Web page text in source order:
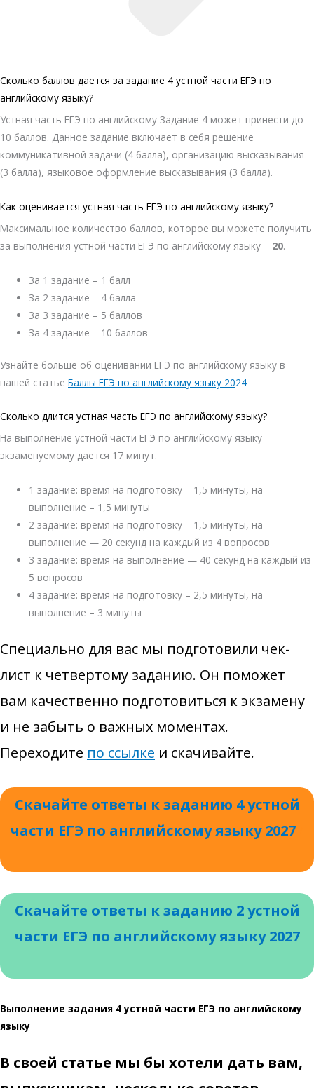
Сколько баллов дается за задание 4 устной части ЕГЭ по
английскому языку?
Устная часть ЕГЭ по английскому Задание 4 может принести до
10 баллов. Данное задание включает в себя решение
коммуникативной задачи (4 балла), организацию высказывания
(3 балла), языковое оформление высказывания (3 балла).
Как оценивается устная часть ЕГЭ по английскому языку?
Максимальное количество баллов, которое вы можете получить
за выполнения устной части ЕГЭ по английскому языку – 20.
За 1 задание – 1 балл
За 2 задание – 4 балла
За 3 задание – 5 баллов
За 4 задание – 10 баллов
Узнайте больше об оценивании ЕГЭ по английскому языку в
нашей статье Баллы ЕГЭ по английскому языку 2024
Сколько длится устная часть ЕГЭ по английскому языку?
На выполнение устной части ЕГЭ по английскому языку
экзаменуемому дается 17 минут.
1 задание: время на подготовку – 1,5 минуты, на
выполнение – 1,5 минуты
2 задание: время на подготовку – 1,5 минуты, на
выполнение — 20 секунд на каждый из 4 вопросов
3 задание: время на выполнение — 40 секунд на каждый из
5 вопросов
4 задание: время на подготовку – 2,5 минуты, на
выполнение – 3 минуты
Специально для вас мы подготовили чек-
лист к четвертому заданию. Он поможет
вам качественно подготовиться к экзамену
и не забыть о важных моментах.
Переходите по ссылке и скачивайте.
Скачайте ответы к заданию 4 устной
части ЕГЭ по английскому языку 2027
Скачайте ответы к заданию 2 устной
части ЕГЭ по английскому языку 2027
Выполнение задания 4 устной части ЕГЭ по английскому
языку
В своей статье мы бы хотели дать вам,